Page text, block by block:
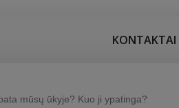
KONTAKTAI
mūsų ūkyje? Kuo ji ypatinga?